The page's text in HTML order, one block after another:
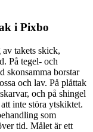
i Pixbo
takets skick,
På tegel- och
skonsamma borstar
och lav. På plåttak
och på shingel
inte störa ytskiktet.
som
tid. Målet är ett